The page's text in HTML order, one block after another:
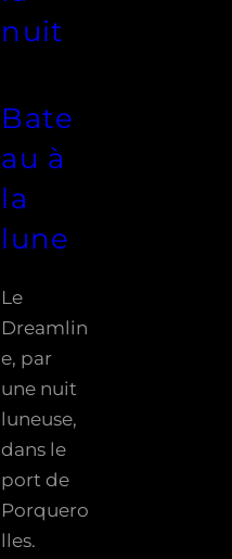
nuit
Bate
au à
la
lune
Le
Dreamlin
e, par
une nuit
luneuse,
dans le
port de
Porquero
lles.